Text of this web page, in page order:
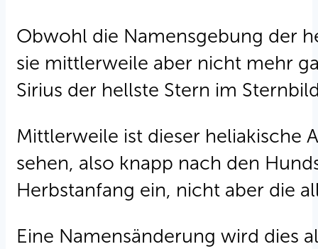
Obwohl die Namensgebung der
sie mittlerweile aber nicht mehr
Sirius der hellste Stern im
Mittlerweile ist dieser heliakische
sehen, also knapp nach den
Herbstanfang ein, nicht aber die
Eine Namensänderung wird dies